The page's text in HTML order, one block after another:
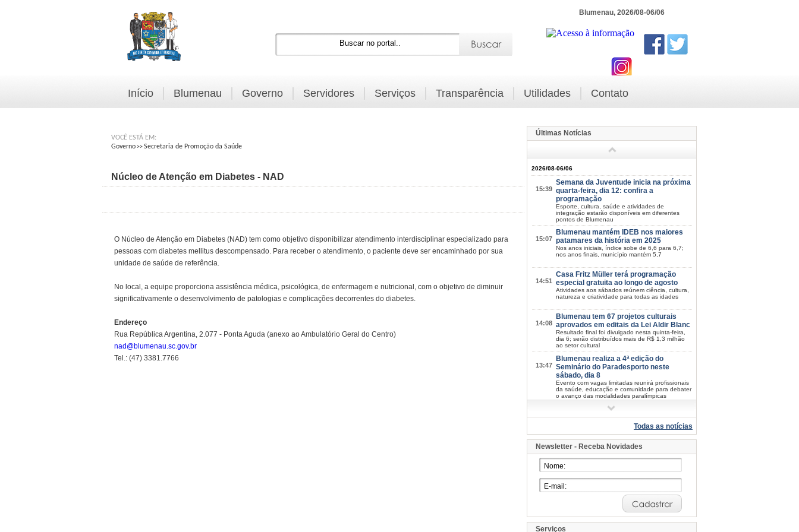
Blumenau, 2026/08-06/06
Início Blumenau Governo Servidores Serviços Transparência Utilidades Contato
VOCÊ ESTÁ EM:
Governo >>Secretaria de Promoção da Saúde
Núcleo de Atenção em Diabetes - NAD
O Núcleo de Atenção em Diabetes (NAD) tem como objetivo disponibilizar atendimento interdisciplinar especializado para
pessoas com diabetes mellitus descompensado. Para receber o atendimento, o paciente deve ser encaminhado por sua
unidade de saúde de referência.
No local, a equipe proporciona assistência médica, psicológica, de enfermagem e nutricional, com o objetivo de diminuir
significativamente o desenvolvimento de patologias e complicações decorrentes do diabetes.
Endereço
Rua República Argentina, 2.077 - Ponta Aguda (anexo ao Ambulatório Geral do Centro)
nad@blumenau.sc.gov.br
Tel.: (47) 3381.7766
Últimas Notícias
2026/08-06/06
15:39
Semana da Juventude inicia na próxima
quarta-feira, dia 12: confira a
programação
Esporte, cultura, saúde e atividades de
integração estarão disponíveis em diferentes
pontos de Blumenau
15:07
Blumenau mantém IDEB nos maiores
patamares da história em 2025
Nos anos iniciais, índice sobe de 6,6 para 6,7;
nos anos finais, município mantém 5,7
14:51
Casa Fritz Müller terá programação
especial gratuita ao longo de agosto
Atividades aos sábados reúnem ciência, cultura,
natureza e criatividade para todas as idades
14:08
Blumenau tem 67 projetos culturais
aprovados em editais da Lei Aldir Blanc
Resultado final foi divulgado nesta quinta-feira,
dia 6; serão distribuídos mais de R$ 1,3 milhão
ao setor cultural
13:47
Blumenau realiza a 4ª edição do
Seminário do Paradesporto neste
sábado, dia 8
Evento com vagas limitadas reunirá profissionais
da saúde, educação e comunidade para debater
o avanço das modalidades paralímpicas
Oktoberfest Blumenau: inscrições para
o Festival de Danças Germânicas
de agosto
10:25
Procon de Blumenau orienta
consumidores sobre as compras do Dia
dos Pais
à escadaria Catedral São Paulo Apóstolo na
sexta-feira e sábado, dias 7 e 8
Praça do Empreendedor capacita MEIs
para oportunidades de prestação de
serviços ao poder público
Todas as notícias
Newsletter - Receba Novidades
Serviços